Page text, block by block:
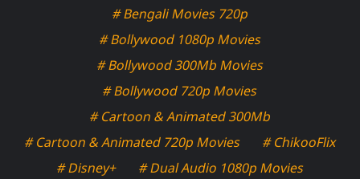
# Bengali Movies 720p
# Bollywood 1080p Movies
# Bollywood 300Mb Movies
# Bollywood 720p Movies
# Cartoon & Animated 300Mb
# Cartoon & Animated 720p Movies
# ChikooFlix
# Disney+
# Dual Audio 1080p Movies